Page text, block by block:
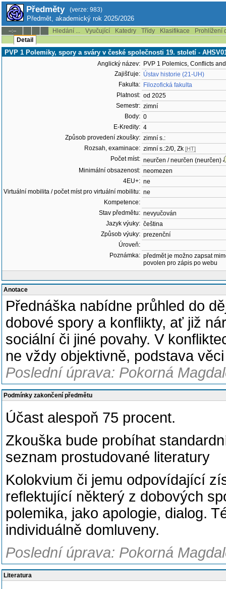
Předměty (verze: 983)
Předmět, akademický rok 2025/2026
--:-- Hledání ... Vyučující Katedry Třídy Klasifikace
Prohlížení
Detail
PVP 1 Polemiky, spory a sváry v české společnosti 19. století -
Anglický název: PVP 1 Polemics, Conflicts
Zajišťuje: Ústav historie (21-UH)
Fakulta: Filozofická fakulta
Platnost: od 2025
Semestr: zimní
Body: 0
E-Kredity: 4
Způsob provedení zkoušky: zimní s.:
Rozsah, examinace: zimní s.:2/0, Zk [HT]
Počet míst: neurčen / neurčen (neurčen)
Minimální obsazenost: neomezen
4EU+: ne
Virtuální mobilita / počet míst pro virtuální mobilitu: ne
Kompetence:
Stav předmětu: nevyučován
Jazyk výuky: čeština
Způsob výuky: prezenční
Úroveň:
Poznámka: předmět je možno zapsat
povolen pro zápis po webu
Anotace
Přednáška nabídne průhled do
dobové spory a konflikty, ať již
sociální či jiné povahy. V
ne vždy objektivně, podstava
Poslední úprava: Pokorná
Podmínky zakončení předmětu
Účast alespoň 75 procent.
Zkouška bude probíhat
seznam prostudované literatury
Kolokvium či jemu odpovídající
reflektující některý z dobových
polemika, jako apologie, dialog.
individuálně domluveny.
Poslední úprava: Pokorná
Literatura